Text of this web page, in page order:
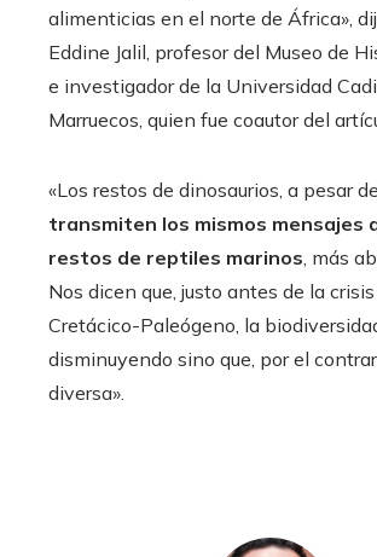
alimenticias en el norte de África»,
Eddine Jalil, profesor del Museo de
e investigador de la Universidad
Marruecos, quien fue coautor del
«Los restos de dinosaurios, a pesar
transmiten los mismos mensajes
restos de reptiles marinos, más
Nos dicen que, justo antes de la
Cretácico-Paleógeno, la
disminuyendo sino que, por el
diversa».